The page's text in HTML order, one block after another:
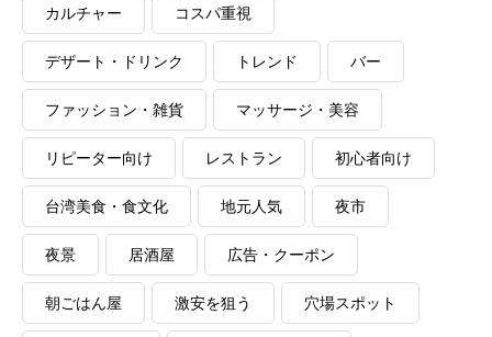
カルチャー コスパ重視
デザート・ドリンク トレンド バー
ファッション・雑貨 マッサージ・美容
リピーター向け レストラン 初心者向け
台湾美食・食文化 地元人気 夜市
夜景 居酒屋 広告・クーポン
朝ごはん屋 激安を狙う 穴場スポット